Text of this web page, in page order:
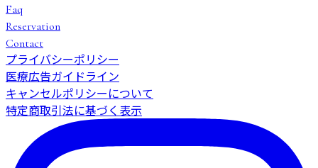
Faq
Reservation
Contact
プライバシーポリシー
医療広告ガイドライン
キャンセルポリシーについて
特定商取引法に基づく表示